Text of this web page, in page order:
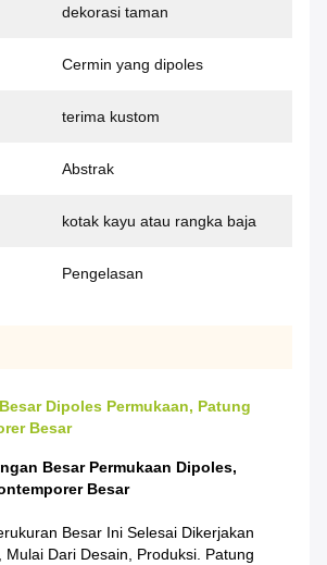
dekorasi taman
Cermin yang dipoles
terima kustom
Abstrak
kotak kayu atau rangka baja
Pengelasan
Dipoles Permukaan, Patung
Besar
Besar Permukaan Dipoles,
Besar
Besar Ini Selesai Dikerjakan
Mulai Dari Desain, Produksi. Patung